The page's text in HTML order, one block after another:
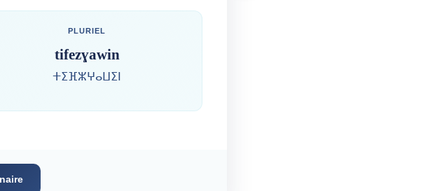
PLURIEL
tifezɣawin
ⵜⵉⴼⵣⵖⴰⵡⵉⵏ